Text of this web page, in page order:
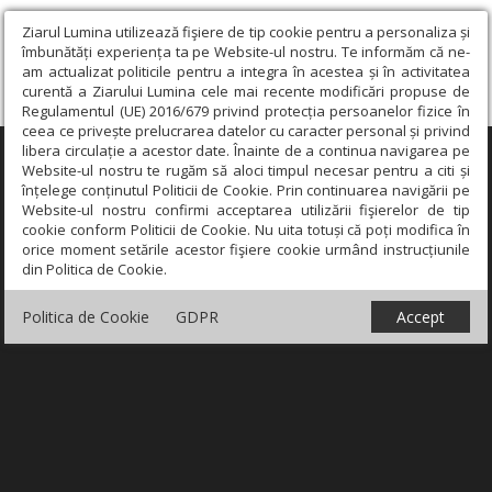
Ziarul Lumina utilizează fişiere de tip cookie pentru a personaliza și
îmbunătăți experiența ta pe Website-ul nostru. Te informăm că ne-
am actualizat politicile pentru a integra în acestea și în activitatea
curentă a Ziarului Lumina cele mai recente modificări propuse de
Regulamentul (UE) 2016/679 privind protecția persoanelor fizice în
ceea ce privește prelucrarea datelor cu caracter personal și privind
libera circulație a acestor date. Înainte de a continua navigarea pe
Website-ul nostru te rugăm să aloci timpul necesar pentru a citi și
înțelege conținutul Politicii de Cookie. Prin continuarea navigării pe
Website-ul nostru confirmi acceptarea utilizării fişierelor de tip
cookie conform Politicii de Cookie. Nu uita totuși că poți modifica în
orice moment setările acestor fişiere cookie urmând instrucțiunile
din Politica de Cookie.
Politica de Cookie GDPR Accept
×